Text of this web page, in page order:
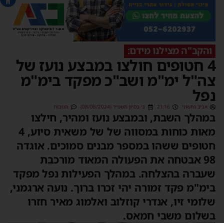
והקב"ה מצילנו מידם:
4 חטופים חולצו במבצע נועז של
צה"ל ימ"מ ושב"כ מפקד בימ"מ
נפל
אביב נחשוני 21:16 ב׳ בסיון תשפ״ד (08/06/2024) תגובות
במהלך השבת, ובמבצע נועז ומהיר, חילצו
מאות כוחות במסווה של של משאית סיוע, 4
חטופים ששהו במספר מבנים סמוכים. אוגדה
98 אבטחה את הפעולה המאוד מורכבת
שעברה בהצלחה. במהלך הפעילות נפל מפקד
בימ"מ פקד זמורה יהי זכרו ברוך. נועה ארגמני,
שלומי זיו, אנדרי קוזלוב ואלמוג מאיר חזרו
בשלום משבי חמאס.